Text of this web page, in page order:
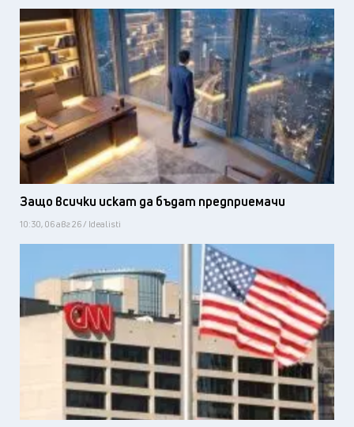
Защо всички искат да бъдат предприемачи
10:30, 06 авг 26 / Idealisti